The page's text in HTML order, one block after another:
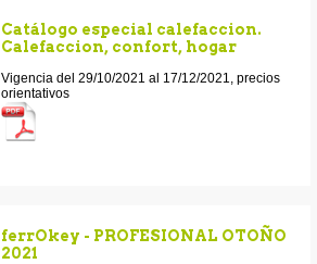
Catálogo especial calefaccion.
Calefaccion, confort, hogar
Vigencia del 29/10/2021 al 17/12/2021, precios
orientativos
ferrOkey - PROFESIONAL OTOÑO
2021